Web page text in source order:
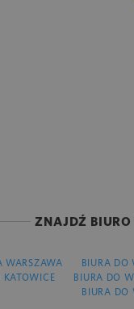
ZNAJDŹ
WARSZAWA BIURA DO
BIURA DO
BIURA DO